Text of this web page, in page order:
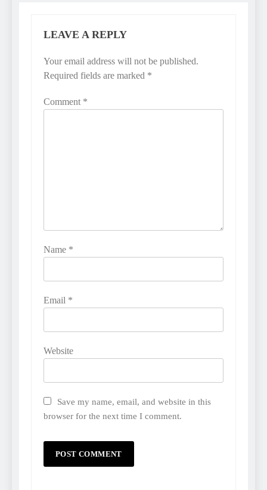
LEAVE A REPLY
Your email address will not be published.
Required fields are marked *
Comment *
Name *
Email *
Website
Save my name, email, and website in this
browser for the next time I comment.